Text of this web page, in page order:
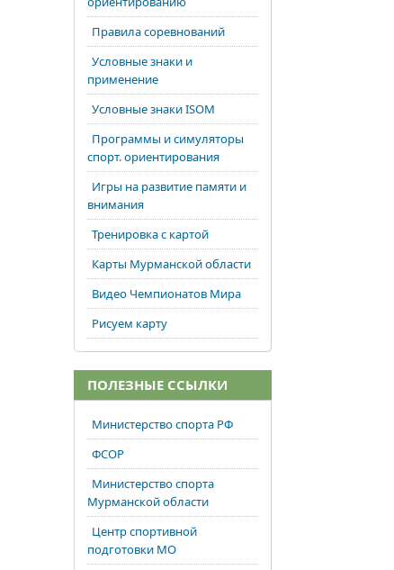
Правила соревнований
Условные знаки и
применение
Условные знаки ISOM
Программы и симуляторы
спорт. ориентирования
Игры на развитие памяти и
внимания
Тренировка с картой
Карты Мурманской области
Видео Чемпионатов Мира
Рисуем карту
ПОЛЕЗНЫЕ ССЫЛКИ
Министерство спорта РФ
ФСОР
Министерство спорта
Мурманской области
Центр спортивной
подготовки МО